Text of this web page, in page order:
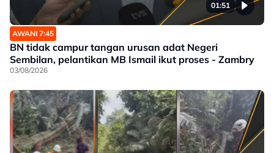
01:51
AWANI 7:45
BN tidak campur tangan urusan adat Negeri
Sembilan, pelantikan MB Ismail ikut proses - Zambry
03/08/2026